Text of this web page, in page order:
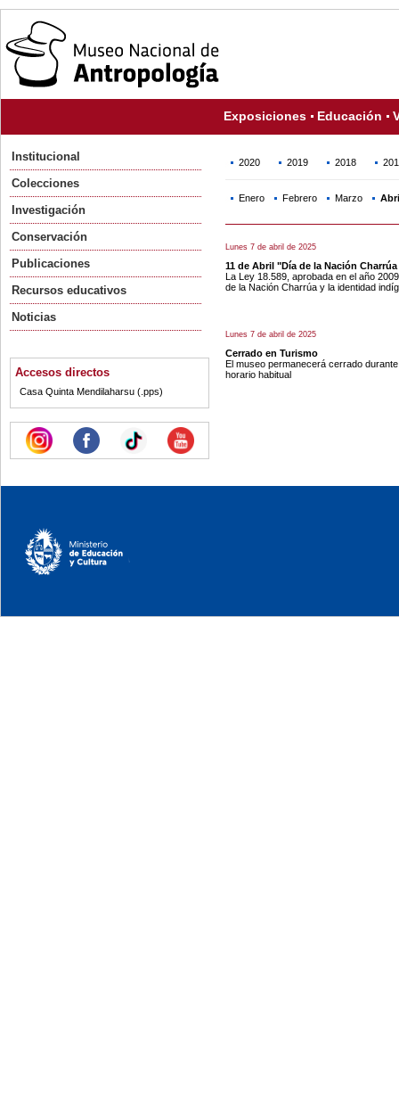
Exposiciones Educación
Institucional
Colecciones
Investigación
Conservación
Publicaciones
Recursos educativos
Noticias
Accesos directos
Casa Quinta Mendilaharsu (.pps)
2020 2019 2018
Enero Febrero Marzo
Lunes 7 de abril de 2025
11 de Abril "Día de la Nación
La Ley 18.589, aprobada en el año
de la Nación Charrúa y la identidad
Lunes 7 de abril de 2025
Cerrado en Turismo
El museo permanecerá cerrado
horario habitual